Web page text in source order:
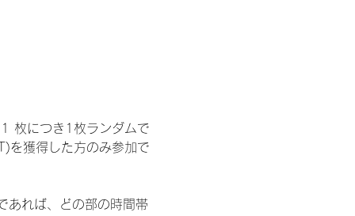
枚につき1枚ランダムで
を獲得した方のみ参加で
あれば、どの部の時間帯